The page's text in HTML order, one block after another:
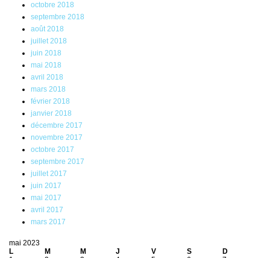
octobre 2018
septembre 2018
août 2018
juillet 2018
juin 2018
mai 2018
avril 2018
mars 2018
février 2018
janvier 2018
décembre 2017
novembre 2017
octobre 2017
septembre 2017
juillet 2017
juin 2017
mai 2017
avril 2017
mars 2017
mai 2023
L
M M J V S
D